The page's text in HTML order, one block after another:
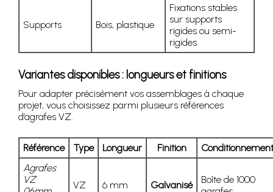
Supports Bois, plastique
Fixations stables
sur supports
rigides ou semi-
rigides
Variantes disponibles : longueurs et finitions
Pour adapter précisément vos assemblages à chaque
projet, vous choisissez parmi plusieurs références
d’agrafes VZ.
Référence Type Longueur Finition
Conditionnement
Agrafes
VZ
VZ 6 mm Galvanisé
Boîte de 1000